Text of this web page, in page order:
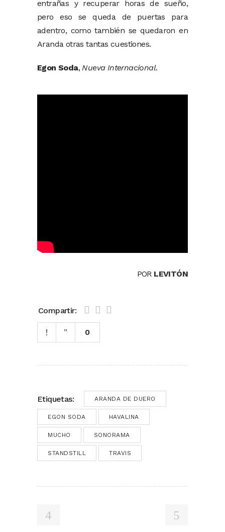
entrañas y recuperar horas de sueño,
pero eso se queda de puertas para
adentro, como también se quedaron en
Aranda otras tantas cuestiones.
Egon Soda,Nueva Internacional.
POR LEVITÓN
Compartir:
0
Etiquetas: ARANDA DE DUERO
EGON SODA HAVALINA
MUCHO SONORAMA
STANDSTILL TRAVIS